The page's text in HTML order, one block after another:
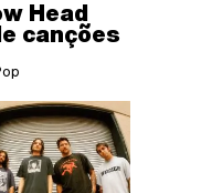
Head
canções